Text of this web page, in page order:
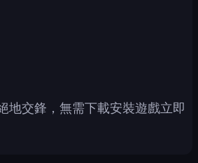
地交鋒，無需下載安裝遊戲立即